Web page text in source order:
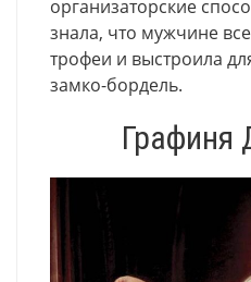
организаторские
знала, что мужчине
трофеи и выстроила
замко-бордель.
Графиня